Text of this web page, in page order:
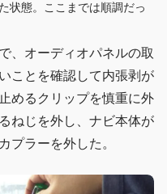
状態。ここまでは順調だっ
、オーディオパネルの取
ことを確認して内張剥が
めるクリップを慎重に外
ねじを外し、ナビ本体が
プラーを外した。